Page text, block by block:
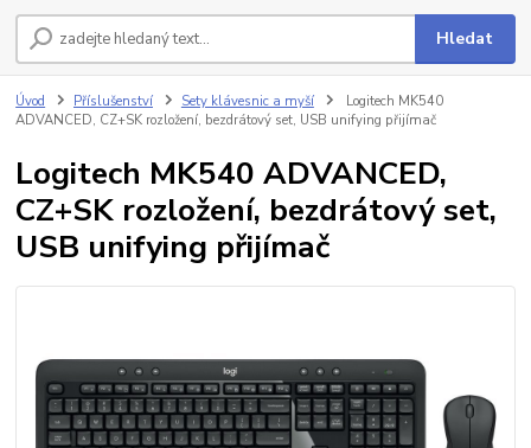
Hledat
Úvod Příslušenství Sety klávesnic a myší
Logitech MK540
ADVANCED, CZ+SK rozložení, bezdrátový set, USB unifying přijímač
Logitech MK540 ADVANCED,
CZ+SK rozložení, bezdrátový set,
USB unifying přijímač